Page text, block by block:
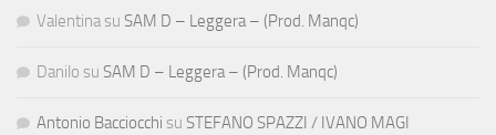
Valentina su SAM D – Leggera – (Prod. Manqc)
Danilo su SAM D – Leggera – (Prod. Manqc)
Antonio Bacciocchi su STEFANO SPAZZI / IVANO MAGI